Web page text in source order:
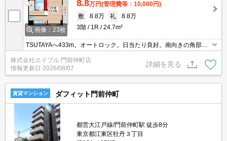
画像：23枚
8.8万円(管理費等：10,000円)
敷
8.8万 礼
8.8万
3階
1R 24.7m²
TSUTAYAへ433m。オートロック。日当たり良好。南向きの角部
トカード払い可（ポイント還元あり）。快適な住環境。宅配ボック
スあり。
株式会社エイブル 門前仲町店
情報更新日 2026/08/07
詳細を見る
賃貸マンション ダフィット門前仲町
都営大江戸線/門前仲町駅 徒歩8分
東京都江東区牡丹３丁目